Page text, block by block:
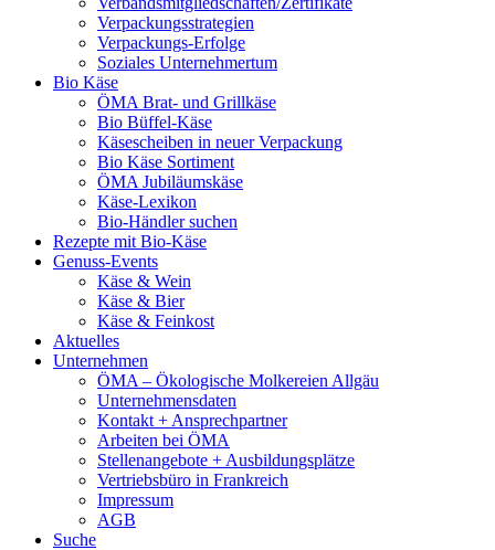
Verpackungsstrategien
Verpackungs-Erfolge
Soziales Unternehmertum
Bio Käse
ÖMA Brat- und Grillkäse
Bio Büffel-Käse
Käsescheiben in neuer Verpackung
Bio Käse Sortiment
ÖMA Jubiläumskäse
Käse-Lexikon
Bio-Händler suchen
Rezepte mit Bio-Käse
Genuss-Events
Käse & Wein
Käse & Bier
Käse & Feinkost
Aktuelles
Unternehmen
ÖMA – Ökologische Molkereien Allgäu
Unternehmensdaten
Kontakt + Ansprechpartner
Arbeiten bei ÖMA
Stellenangebote + Ausbildungsplätze
Vertriebsbüro in Frankreich
Impressum
AGB
Suche